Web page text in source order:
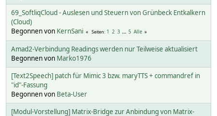
69_SoftliqCloud - Auslesen und Steuern von Grünbeck Entkalkern
(Cloud)
Begonnen von KernSani Seiten 1 2 3 ... 5 Alle
Amad2-Verbindung Readings werden nur Teilweise aktualisiert
Begonnen von Marko1976
[Text2Speech] patch für Mimic 3 bzw. maryTTS + commandref in
"id"-Fassung
Begonnen von Beta-User
[Modul-Vorstellung] Matrix-Bridge zur Anbindung von Matrix-